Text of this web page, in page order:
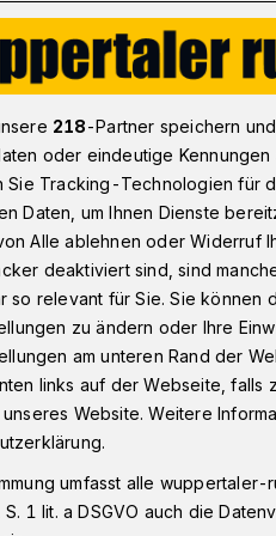
Regionalligist Wuppertaler
in Lotte
unnötige
Wuppertaler
Die Rot-Blauen
2021) bei den
WSV jetzt auf Rang
218-Partner speichern
oder eindeutige Kennungen
Sie Tracking-Technologien für
Daten, um Ihnen Dienste
Alle ablehnen oder Widerruf
deaktiviert sind, sind
so relevant für Sie. Sie
zu ändern oder Ihre
am unteren Rand der
links auf der Webseite, falls
Website. Weitere
umfasst alle
1 lit. a DSGVO auch die